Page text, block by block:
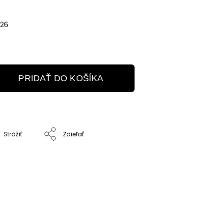
PRIDAŤ DO KOŠÍKA
Strážiť Zdieľať